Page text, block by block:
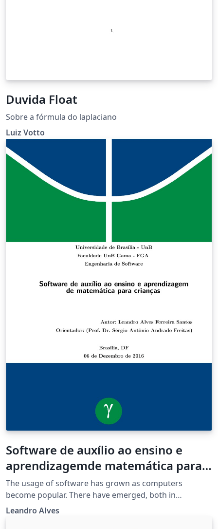
Duvida Float
Sobre a fórmula do laplaciano
Luiz Votto
Software de auxílio ao ensino e
aprendizagemde matemática para
crianças
The usage of software has grown as computers
become popular. There have emerged, both in
academia and in the market, technological solutions for
Leandro Alves